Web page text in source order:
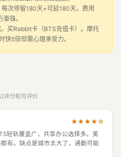
次停留180天+可延180天。费用
铢。
买Rabbit卡（BTS充值卡）。摩托
5倍但需心理承受力。
评分和写评价
★★★★☆
轻轨覆盖广，共享办公选择多。美
有。缺点是城市太大了，通勤可能